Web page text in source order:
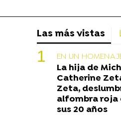
Las más vistas
EN UN
La hija de
Catherine
Zeta,
alfombra roja
sus 20 años